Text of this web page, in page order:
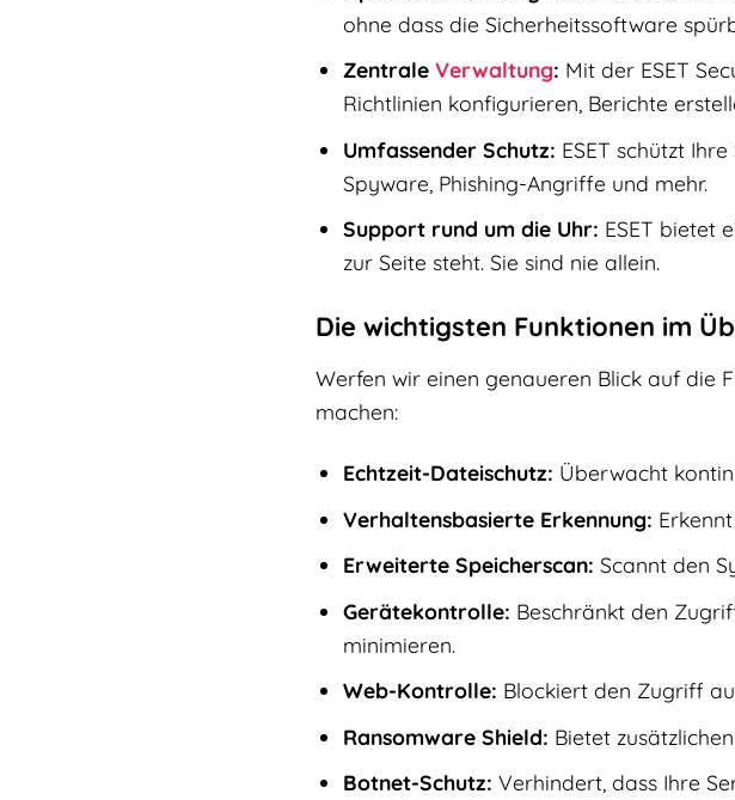
ohne dass die Sicherheitssoftware
Zentrale Verwaltung: Mit der ESET
Richtlinien konfigurieren, Berichte
Umfassender Schutz: ESET schützt
Spyware, Phishing-Angriffe und mehr.
Support rund um die Uhr: ESET bietet
zur Seite steht. Sie sind nie allein.
Die wichtigsten Funktionen im
Werfen wir einen genaueren Blick auf die
machen:
Echtzeit-Dateischutz: Überwacht
Verhaltensbasierte Erkennung:
Erweiterte Speicherscan: Scannt den
Gerätekontrolle: Beschränkt den
minimieren.
Web-Kontrolle: Blockiert den Zugriff
Ransomware Shield: Bietet
Botnet-Schutz: Verhindert, dass Ihre